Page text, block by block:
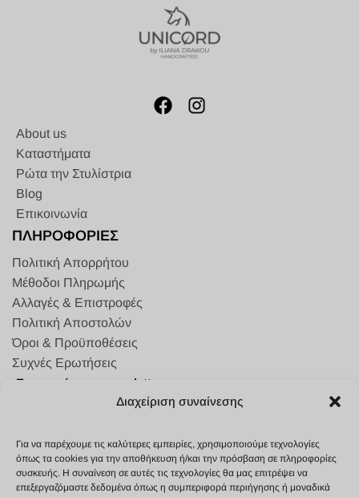
Διαχείριση συναίνεσης
Για να παρέχουμε τις καλύτερες εμπειρίες, χρησιμοποιούμε τεχνολογίες
όπως τα cookies για την αποθήκευση ή/και την πρόσβαση σε πληροφορίες
συσκευής. Η συναίνεση σε αυτές τις τεχνολογίες θα μας επιτρέψει να
επεξεργαζόμαστε δεδομένα όπως η συμπεριφορά περιήγησης ή μοναδικά
About us
Καταστήματα
Ρώτα την Στυλίστρια
Blog
Επικοινωνία
ΠΛΗΡΟΦΟΡΙΕΣ
Πολιτική Απορρήτου
Μέθοδοι Πληρωμής
Αλλαγές & Επιστροφές
Πολιτική Αποστολών
Όροι & Προϋποθέσεις
Συχνές Ερωτήσεις
Εγγραφείτε στο newsletter μας
Γιατί κάθε σκυλάκι αξίζει λίγη παραπάνω αγάπη (και η τσέπη σας το
Subscribe
Αθανασίου Διάκου 4, Σταυρούπολη,
Θεσσαλονίκη, 56430